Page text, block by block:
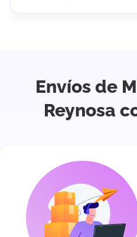
Envíos de
Reynosa